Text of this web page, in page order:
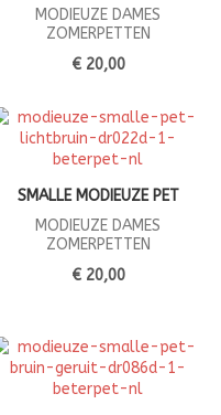
MODIEUZE DAMES
ZOMERPETTEN
€ 20,00
SMALLE MODIEUZE PET
MODIEUZE DAMES
ZOMERPETTEN
€ 20,00